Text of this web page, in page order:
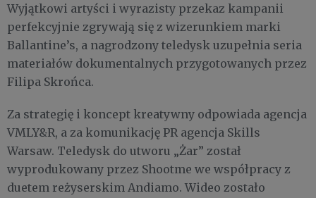
Wyjątkowi artyści i wyrazisty przekaz kampanii
perfekcyjnie zgrywają się z wizerunkiem marki
Ballantine’s, a nagrodzony teledysk uzupełnia seria
materiałów dokumentalnych przygotowanych przez
Filipa Skrońca.
Za strategię i koncept kreatywny odpowiada agencja
VMLY&R, a za komunikację PR agencja Skills
Warsaw. Teledysk do utworu „Żar” został
wyprodukowany przez Shootme we współpracy z
duetem reżyserskim Andiamo. Wideo zostało